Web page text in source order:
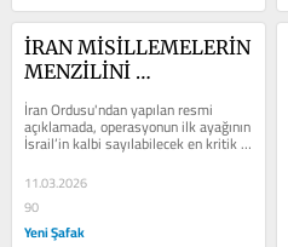
İRAN MİSİLLEMELERİN
MENZİLİNİ
GENİŞLETTİ: Hayfa, Tel
Aviv, ABD’nin Arifjan
kampı aynı anda hedef
İran Ordusu'ndan yapılan resmi
açıklamada, operasyonun ilk ayağının
İsrail’in kalbi sayılabilecek en kritik
iki kenti olan Hayfa ve Tel...
11.03.2026
90
Yeni Şafak